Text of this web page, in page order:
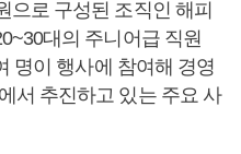
으로 구성된 조직인 해피
대의 주니어급 직원
명이 행사에 참여해 경영
서 추진하고 있는 주요 사